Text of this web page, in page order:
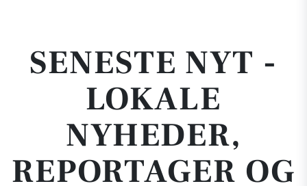
SENESTE NYT -
LOKALE
NYHEDER,
REPORTAGER OG